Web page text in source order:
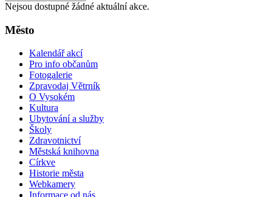
Nejsou dostupné žádné aktuální akce.
Město
Kalendář akcí
Pro info občanům
Fotogalerie
Zpravodaj Větrník
O Vysokém
Kultura
Ubytování a služby
Školy
Zdravotnictví
Městská knihovna
Církve
Historie města
Webkamery